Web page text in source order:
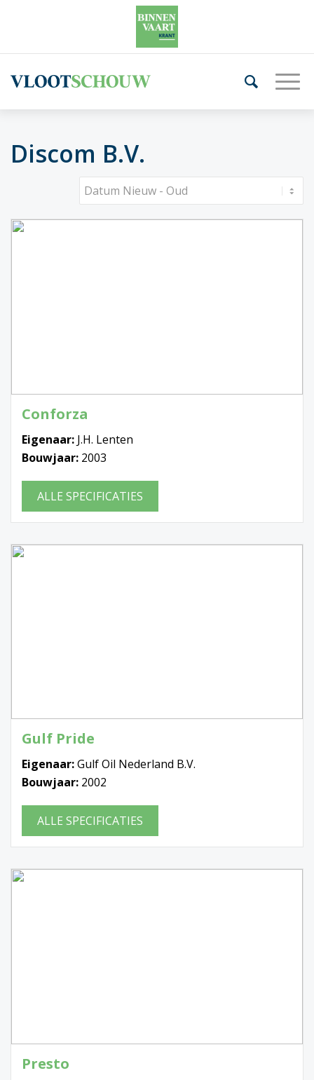
Discom B.V.
Conforza
Eigenaar: J.H. Lenten
Bouwjaar: 2003
ALLE SPECIFICATIES
Gulf Pride
Eigenaar:Gulf Oil Nederland B.V.
Bouwjaar: 2002
ALLE SPECIFICATIES
Presto